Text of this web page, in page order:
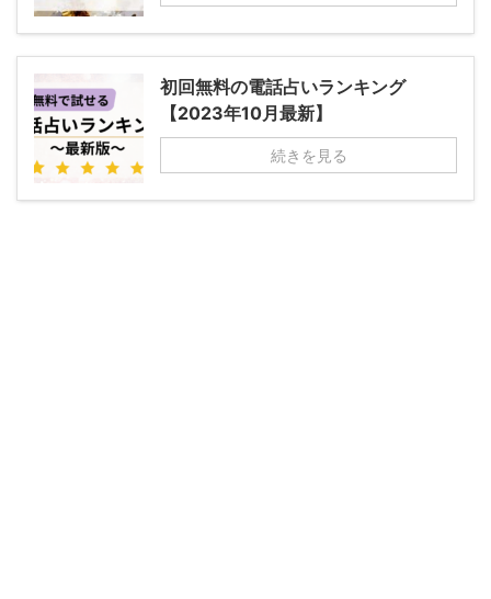
初回無料の電話占いランキング
【2023年10月最新】
続きを見る